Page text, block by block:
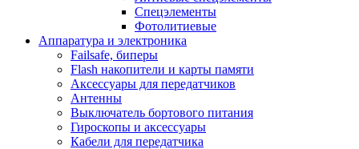
Спецэлементы
Фотолитиевые
Аппаратура и электроника
Failsafe, биперы
Flash накопители и карты памяти
Аксессуары для передатчиков
Антенны
Выключатель бортового питания
Гироскопы и аксессуары
Кабели для передатчика